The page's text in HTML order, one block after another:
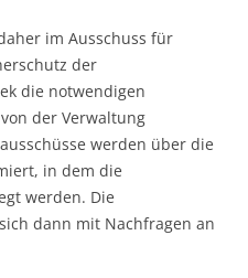
im Ausschuss für
der
die notwendigen
der Verwaltung
werden über die
in dem die
werden. Die
dann mit Nachfragen an